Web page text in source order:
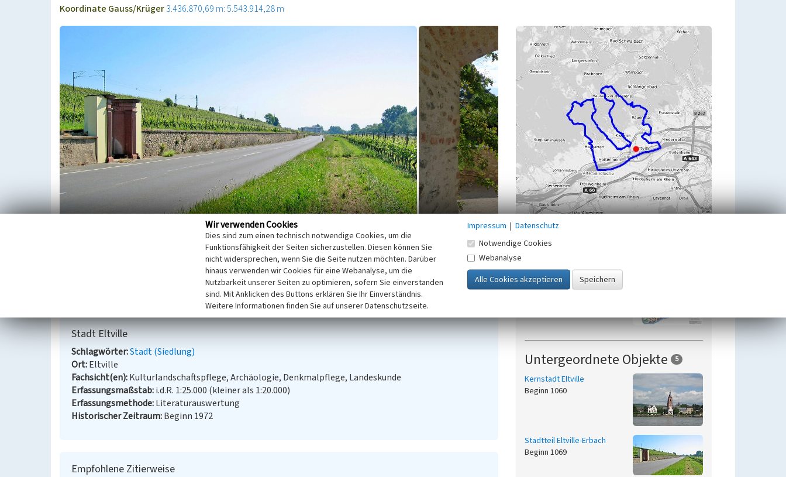
Koordinate Gauss/Krüger3.436.870,69 m: 5.543.914,28 m
Das Stadtgebiet von Eltville gliedert sich in fünf Ortsteile. Neben der Stadt Eltville zählen hierzu Erbach,
Hattenheim (inkl. Kloster Eberbach), Martinsthal und Rauenthal. Die ehedem selbstständigen Gemeinden
(Hessisches Landesamt für Denkmalpflege, 2013)
Stadt Eltville
Schlagwörter Stadt (Siedlung)
Ort Eltville
Fachsicht(en) Kulturlandschaftspflege, Archäologie, Denkmalpflege, Landeskunde
Erfassungsmaßstab i.d.R. 1:25.000 (kleiner als 1:20.000)
Erfassungsmethode Literaturauswertung
Historischer Zeitraum Beginn 1972
Empfohlene Zitierweise
Rheingau-Taunus-Kreis
Beginn 1977
Untergeordnete Objekte 5
Kernstadt Eltville
Beginn 1060
Stadtteil Eltville-Erbach
Beginn 1069
Wir verwenden Cookies
Dies sind zum einen technisch notwendige Cookies, um die
Funktionsfähigkeit der Seiten sicherzustellen. Diesen können Sie
nicht widersprechen, wenn Sie die Seite nutzen möchten. Darüber
hinaus verwenden wir Cookies für eine Webanalyse, um die
Nutzbarkeit unserer Seiten zu optimieren, sofern Sie einverstanden
sind. Mit Anklicken des Buttons erklären Sie Ihr Einverständnis.
Weitere Informationen finden Sie auf unserer Datenschutzseite.
Impressum | Datenschutz
Notwendige Cookies
Webanalyse